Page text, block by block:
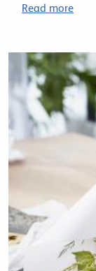
Read more